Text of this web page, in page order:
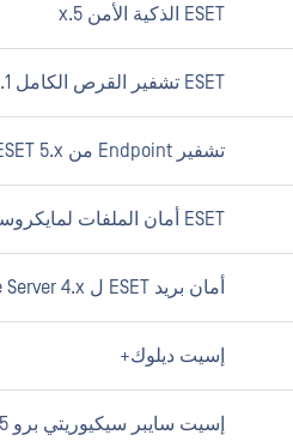
ESET الذكية الأمن 5.x
ESET تشفير القرص الكامل 1.x
تشفير Endpoint من ESET 5.x
ESET أمان الملفات لمايكروسوفت ويندوز Server 4.x
أمان بريد ESET ل Microsoft Exchange Server 4.x
إسيت ديلوك+
إسيت سايبر سيكيوريتي برو 5.x